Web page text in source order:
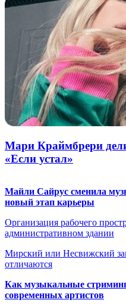
Мари Краймбрери
«Если устал»
Майли Сайрус сменила
новый этап карьеры
Организация рабочего
административном здании
Мирский или Несвижский
отличаются
Как музыкальные
современных артистов